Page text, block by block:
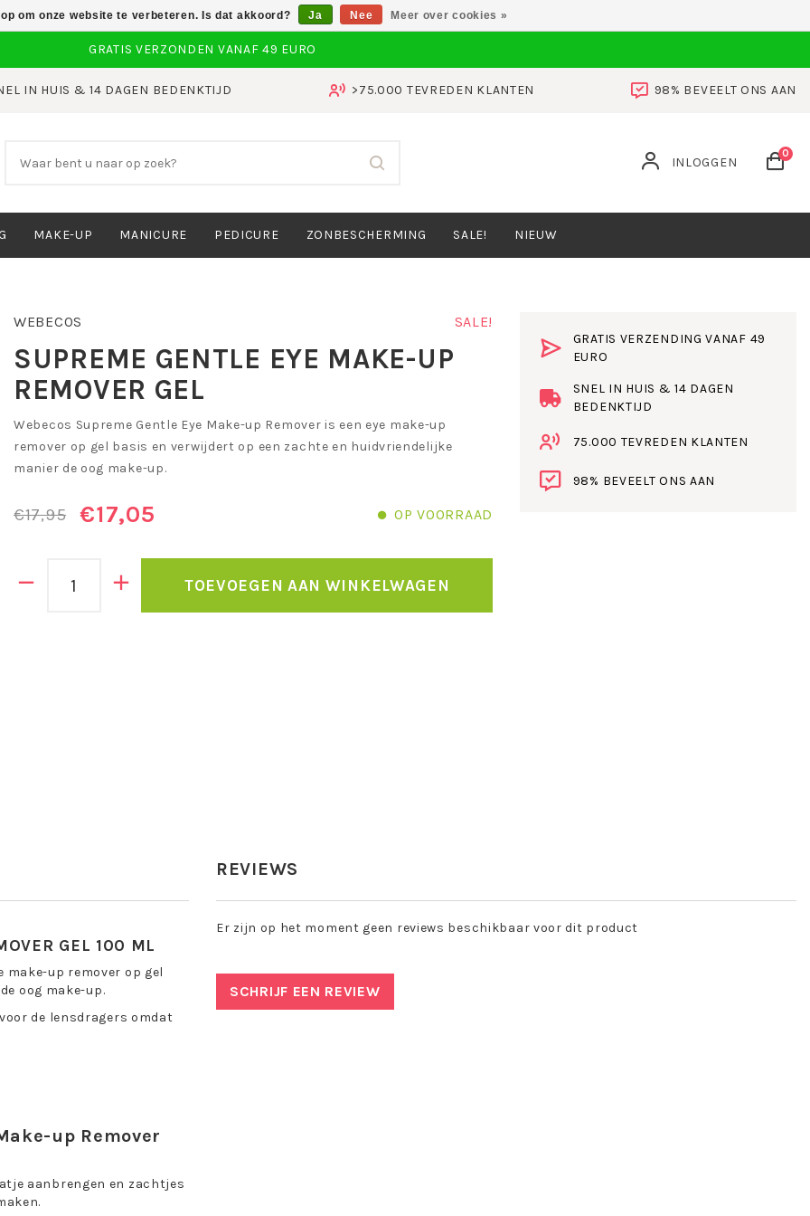
IN HUIS & 14 DAGEN BEDENKTIJD >75.000 TEVREDEN KLANTEN 98% BEVEELT ONS AAN
INLOGGEN
0
MAKE-UP MANICURE PEDICURE ZONBESCHERMING SALE! NIEUW
WEBECOS SALE!
SUPREME GENTLE EYE MAKE-UP
REMOVER GEL
Webecos Supreme Gentle Eye Make-up Remover is een eye make-up
remover op gel basis en verwijdert op een zachte en huidvriendelijke
manier de oog make-up.
€17,95 €17,05 OP VOORRAAD
TOEVOEGEN AAN WINKELWAGEN
GRATIS VERZENDING VANAF 49
EURO
SNEL IN HUIS & 14 DAGEN
BEDENKTIJD
75.000 TEVREDEN KLANTEN
98% BEVEELT ONS AAN
GEL 100 ML
make-up remover op gel
oog make-up.
de lensdragers omdat
up Remover
aanbrengen en zachtjes
REVIEWS
Er zijn op het moment geen reviews beschikbaar voor dit product
SCHRIJF EEN REVIEW
om onze website te verbeteren. Is dat akkoord? Ja Nee Meer over cookies »